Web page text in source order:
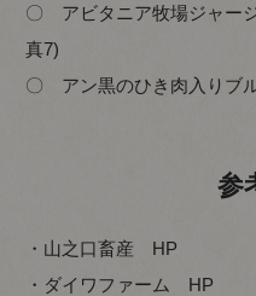
〇 アビタニア牧場ジャー
真7)
〇 アン黒のひき肉入りブ
参
・山之口畜産 HP
・ダイワファーム HP